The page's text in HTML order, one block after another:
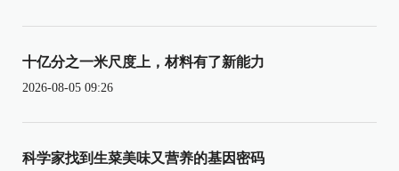
十亿分之一米尺度上，材料有了新能力
2026-08-05 09:26
科学家找到生菜美味又营养的基因密码